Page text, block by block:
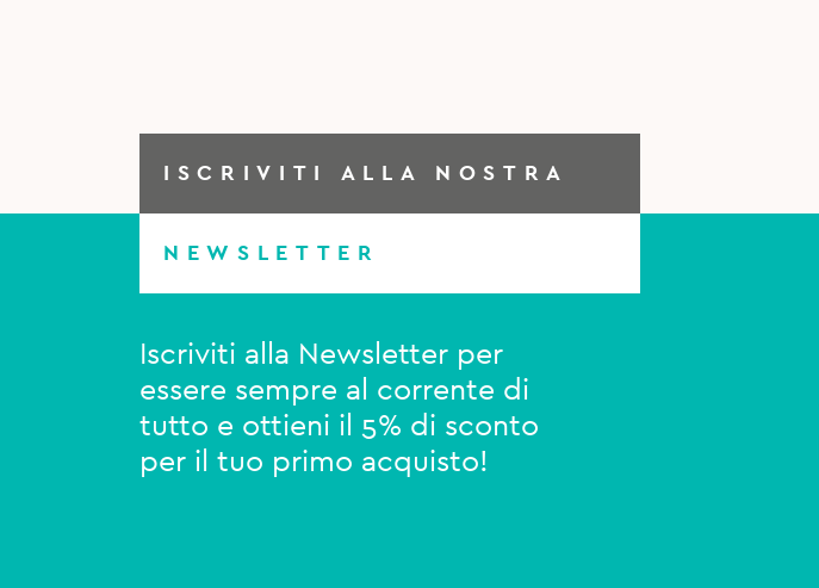
ISCRIVITI ALLA NOSTRA
NEWSLETTER
Iscriviti alla Newsletter per
essere sempre al corrente di
tutto e ottieni il 5% di sconto
per il tuo primo acquisto!